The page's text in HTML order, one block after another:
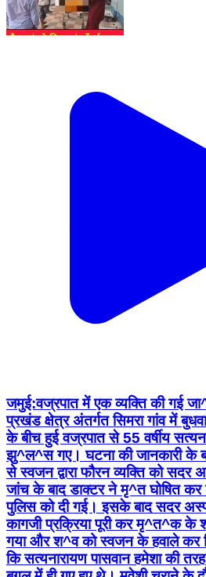
जमुई:वज्रपात में एक व्यक्ति की गई
प्रखंड क्षेत्र अंतर्गत सिमरा गांव में
के बीच हुई वज्रपात से 55 वर्षीय
झु^ल^स गए। घटना की जानकारी के
से स्वजन द्वारा फौरन व्यक्ति को सदर
जांच के बाद डाक्टर ने मृ^त घोषित कर
पुलिस को दी गई। इसके बाद सदर
कागजी प्रक्रिया पूरी कर मृ^त^क के
गया और श^व को स्वजन के हवाले कर
कि सत्यनारायण पासवान हमेशा की